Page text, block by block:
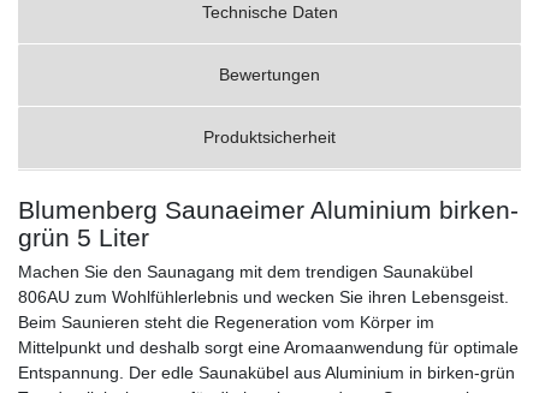
Technische Daten
Bewertungen
Produktsicherheit
Blumenberg Saunaeimer Aluminium birken-
grün 5 Liter
Machen Sie den Saunagang mit dem trendigen Saunakübel
806AU zum Wohlfühlerlebnis und wecken Sie ihren Lebensgeist.
Beim Saunieren steht die Regeneration vom Körper im
Mittelpunkt und deshalb sorgt eine Aromaanwendung für optimale
Entspannung. Der edle Saunakübel aus Aluminium in birken-grün